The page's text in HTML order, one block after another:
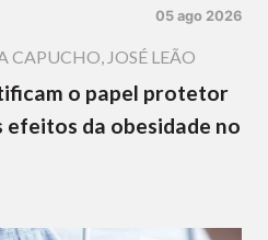
05 ago 2026
CAPUCHO, JOSÉ LEÃO
o papel protetor
da obesidade no